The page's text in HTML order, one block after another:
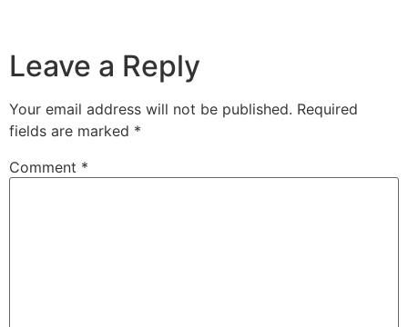
Leave a Reply
Your email address will not be published. Required
fields are marked *
Comment *